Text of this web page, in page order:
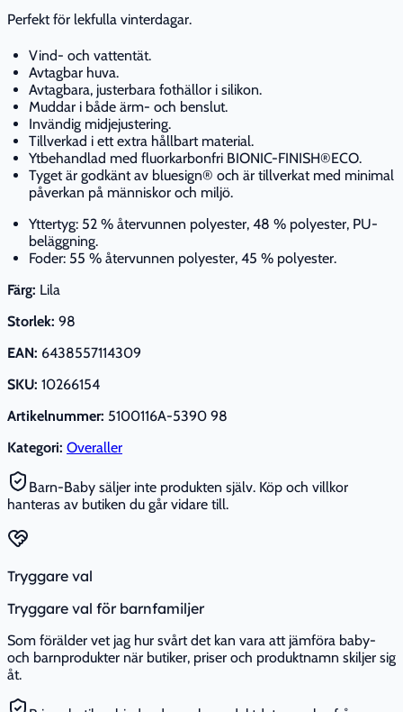
Perfekt för lekfulla vinterdagar.
Vind- och vattentät.
Avtagbar huva.
Avtagbara, justerbara fothällor i silikon.
Muddar i både ärm- och benslut.
Invändig midjejustering.
Tillverkad i ett extra hållbart material.
Ytbehandlad med fluorkarbonfri BIONIC-FINISH®ECO.
Tyget är godkänt av bluesign® och är tillverkat med minimal
påverkan på människor och miljö.
Yttertyg: 52 % återvunnen polyester, 48 % polyester, PU-
beläggning.
Foder: 55 % återvunnen polyester, 45 % polyester.
Färg: Lila
Storlek: 98
EAN: 6438557114309
SKU: 10266154
Artikelnummer: 5100116A-5390 98
Kategori: Overaller
Barn-Baby säljer inte produkten själv. Köp och villkor
hanteras av butiken du går vidare till.
Tryggare val
Tryggare val för barnfamiljer
Som förälder vet jag hur svårt det kan vara att jämföra baby-
och barnprodukter när butiker, priser och produktnamn skiljer sig
åt.